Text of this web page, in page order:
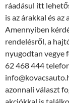
ráadásul itt
is az árakkal és
Amennyiben
rendelésről, a
nyugodtan vegye
62 468 444
azonnali választ